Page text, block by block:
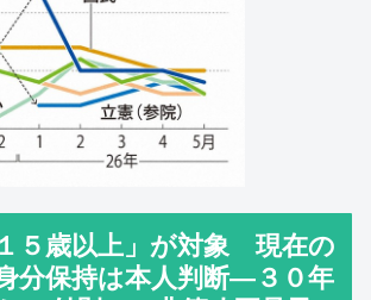
５歳以上」が対象 現在の
分保持は本人判断―３０年